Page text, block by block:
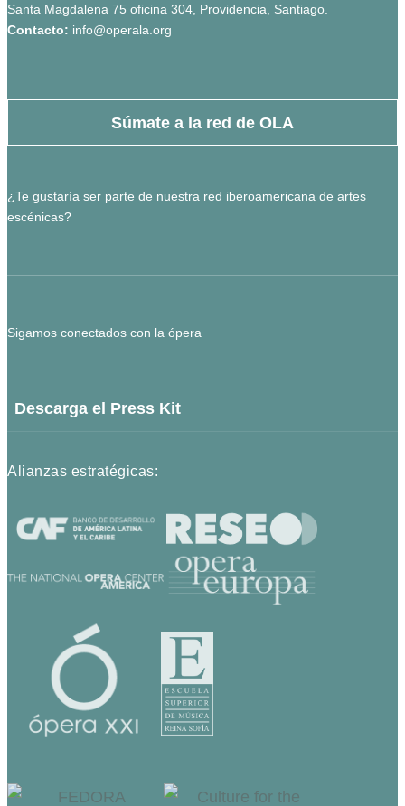
Santa Magdalena 75 oficina 304, Providencia, Santiago.
Contacto: info@operala.org
Súmate a la red de OLA
¿Te gustaría ser parte de nuestra red iberoamericana de artes
escénicas?
Sigamos conectados con la ópera
Descarga el Press Kit
Alianzas estratégicas: